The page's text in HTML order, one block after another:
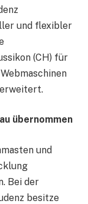
und flexibler
(CH) für
übernommen
und
Bei der
besitze